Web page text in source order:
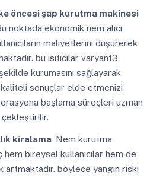
öncesi şap kurutma makinesi
noktada ekonomik nem alıcı
maliyetlerini düşürerek
bu ısıtıcılar varyant3
kurumasını sağlayarak
kaliteli sonuçlar elde etmenizi
başlama süreçleri uzman
kiralama Nem kurutma
hem bireysel kullanıcılar hem de
böylece yangın riski